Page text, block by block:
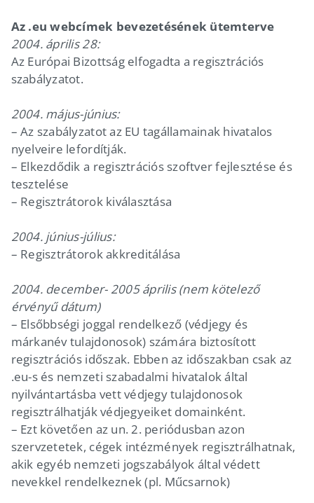
Az .eu webcímek bevezetésének ütemterve
2004. április 28:
Az Európai Bizottság elfogadta a regisztrációs
szabályzatot.
2004. május-június:
– Az szabályzatot az EU tagállamainak hivatalos
nyelveire lefordítják.
– Elkezdődik a regisztrációs szoftver fejlesztése és
tesztelése
– Regisztrátorok kiválasztása
2004. június-július:
– Regisztrátorok akkreditálása
2004. december- 2005 április (nem kötelező
érvényű dátum)
– Elsőbbségi joggal rendelkező (védjegy és
márkanév tulajdonosok) számára biztosított
regisztrációs időszak. Ebben az időszakban csak az
.eu-s és nemzeti szabadalmi hivatalok által
nyilvántartásba vett védjegy tulajdonosok
regisztrálhatják védjegyeiket domainként.
– Ezt követően az un. 2. periódusban azon
szervzetetek, cégek intézmények regisztrálhatnak,
akik egyéb nemzeti jogszabályok által védett
nevekkel rendelkeznek (pl. Műcsarnok)